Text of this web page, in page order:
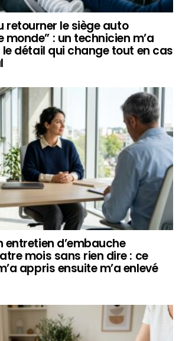
retourner le siège auto
: un technicien m’a
détail qui change tout en cas
entretien d’embauche
mois sans rien dire : ce
appris ensuite m’a enlevé